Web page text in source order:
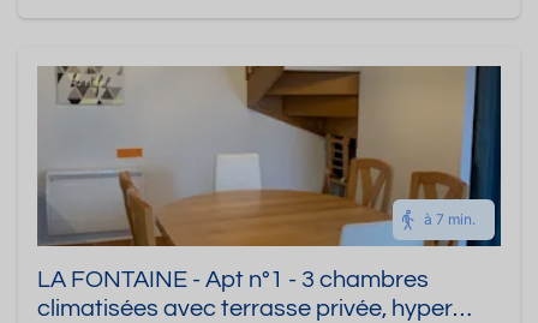
à 7 min.
LA FONTAINE - Apt n°1 - 3 chambres
climatisées avec terrasse privée, hyper